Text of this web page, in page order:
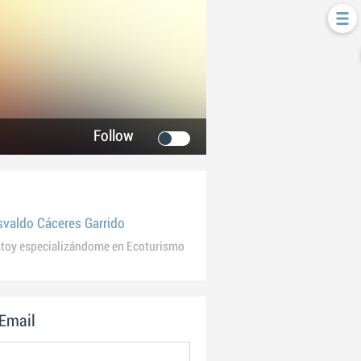
Follow
Cáceres Garrido
especializándome en Ecoturismo